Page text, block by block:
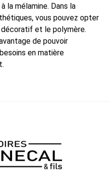
la mélamine. Dans la
vous pouvez opter
et le polymère.
de pouvoir
en matière